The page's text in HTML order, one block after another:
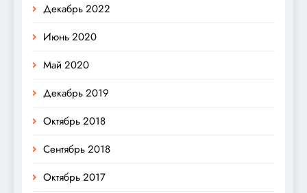
Декабрь 2022
Июнь 2020
Май 2020
Декабрь 2019
Октябрь 2018
Сентябрь 2018
Октябрь 2017